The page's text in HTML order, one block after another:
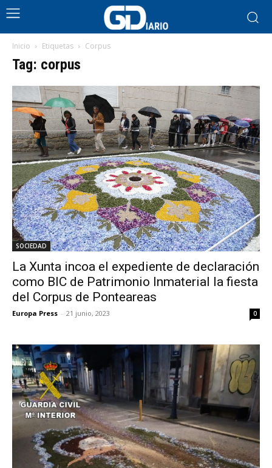
Inicio Etiquetas Corpus
Tag: corpus
SOCIEDAD
La Xunta incoa el expediente de declaración
como BIC de Patrimonio Inmaterial la fiesta
del Corpus de Ponteareas
Europa Press - 21 junio, 2023 0